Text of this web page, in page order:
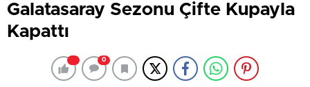
Galatasaray Sezonu Çifte Kupayla
Kapattı
0